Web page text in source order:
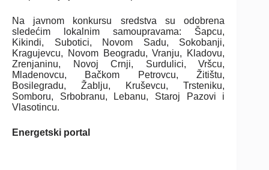
Na javnom konkursu sredstva su odobrena
sledećim lokalnim samoupravama: Šapcu,
Kikindi, Subotici, Novom Sadu, Sokobanji,
Kragujevcu, Novom Beogradu, Vranju, Kladovu,
Zrenjaninu, Novoj Crnji, Surdulici, Vršcu,
Mladenovcu, Bačkom Petrovcu, Žitištu,
Bosilegradu, Žablju, Kruševcu, Trsteniku,
Somboru, Srbobranu, Lebanu, Staroj Pazovi i
Vlasotincu.
Energetski portal